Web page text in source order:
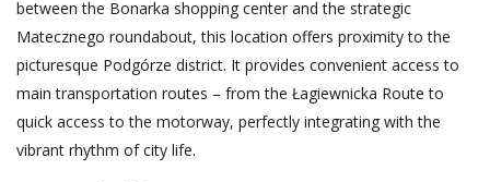
between the Bonarka shopping center and the strategic
Matecznego roundabout, this location offers proximity to the
picturesque Podgórze district. It provides convenient access to
main transportation routes – from the Łagiewnicka Route to
quick access to the motorway, perfectly integrating with the
vibrant rhythm of city life.